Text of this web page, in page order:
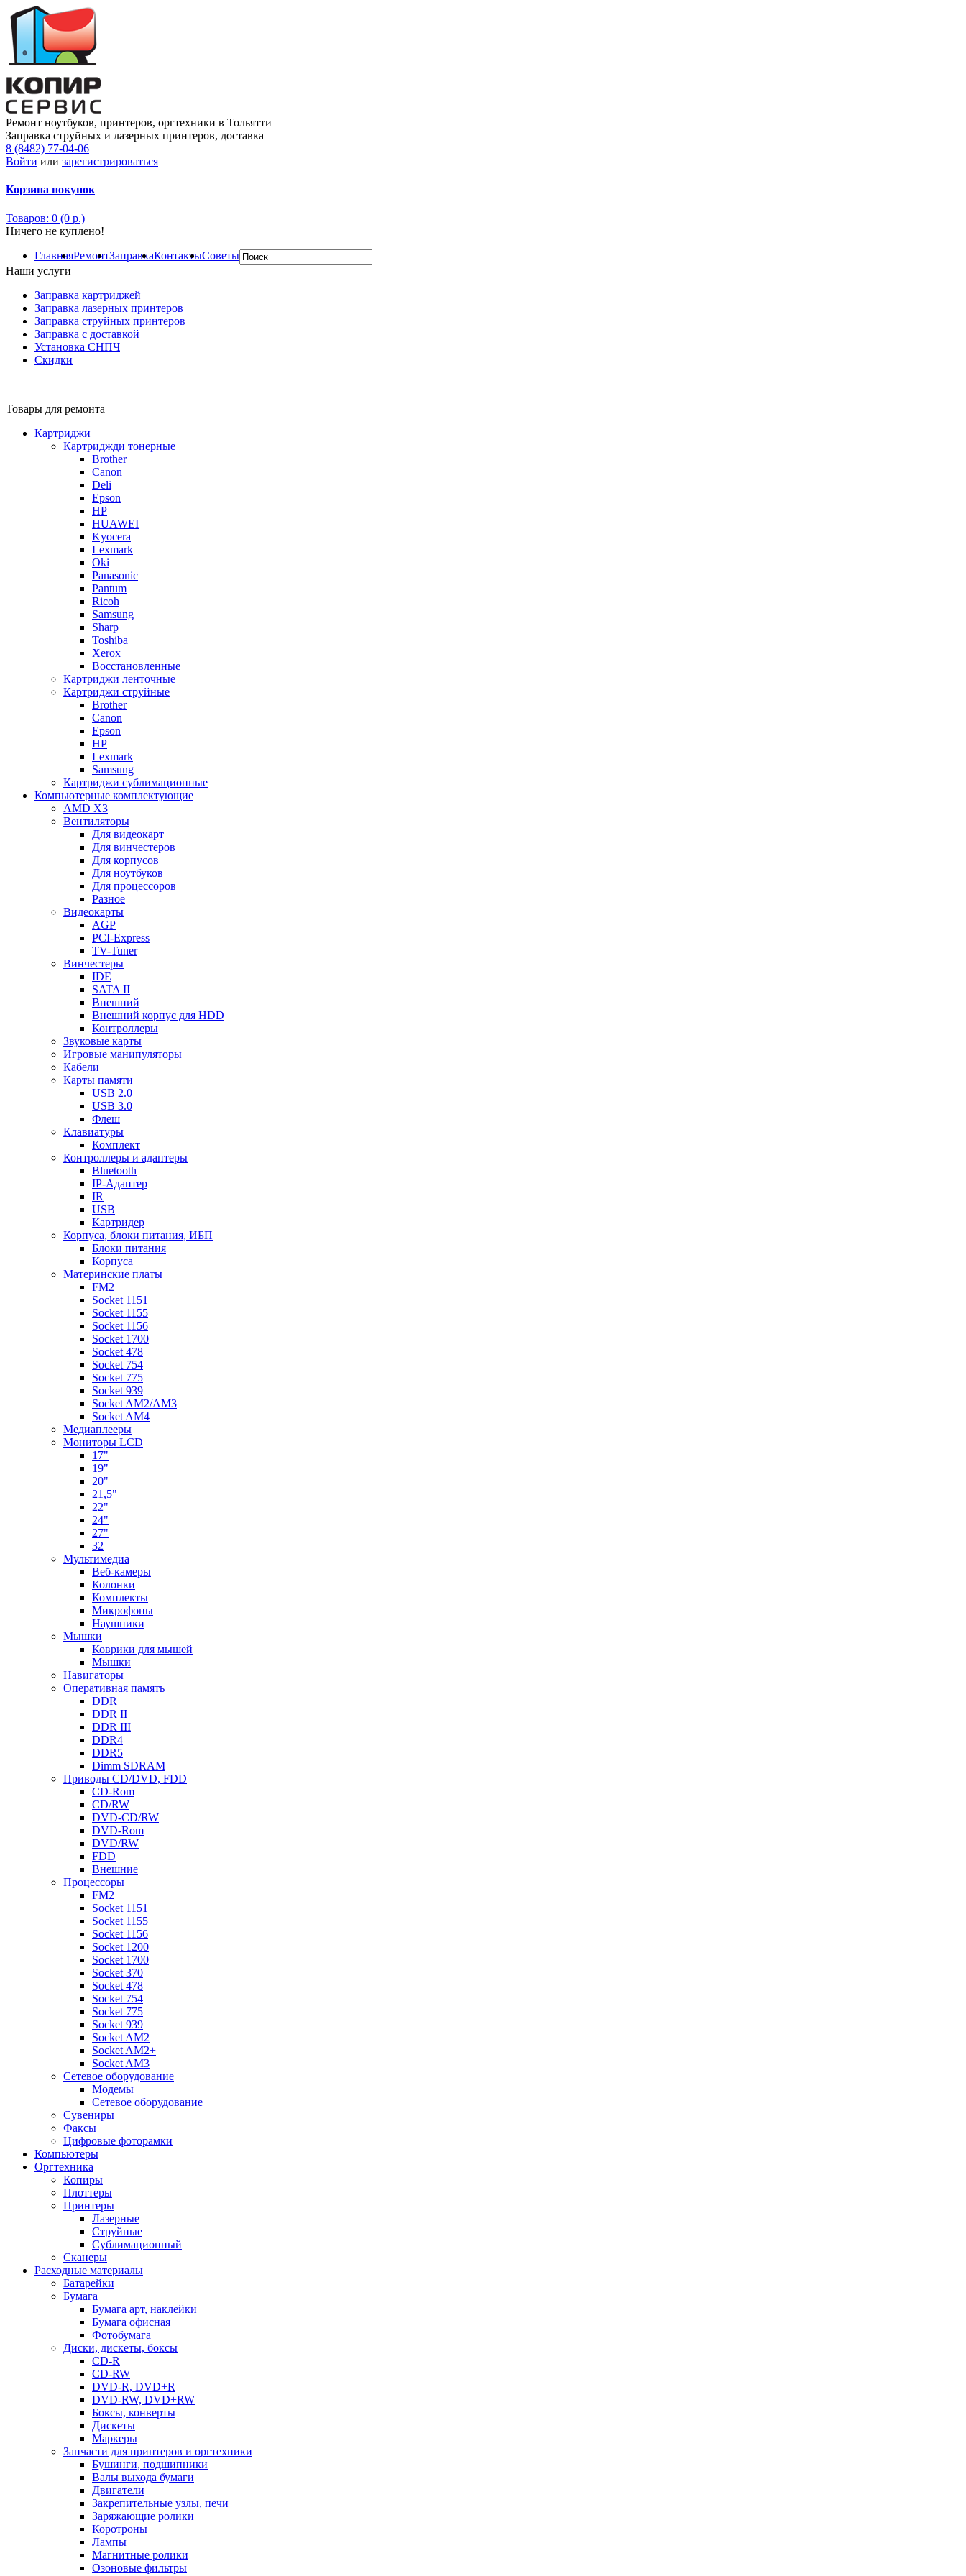
Ремонт ноутбуков, принтеров, оргтехники в Тольятти
Заправка струйных и лазерных принтеров, доставка
8 (8482) 77-04-06
Войти или зарегистрироваться
Корзина покупок
Товаров: 0 (0 р.)
Ничего не куплено!
ГлавнаяРемонтЗаправкаКонтактыСоветы
Наши услуги
Заправка картриджей
Заправка лазерных принтеров
Заправка струйных принтеров
Заправка с доставкой
Установка СНПЧ
Скидки
Товары для ремонта
Картриджи
Картриджди тонерные
Brother
Canon
Deli
Epson
HP
HUAWEI
Kyocera
Lexmark
Oki
Panasonic
Pantum
Ricoh
Samsung
Sharp
Toshiba
Xerox
Восстановленные
Картриджи ленточные
Картриджи струйные
Brother
Canon
Epson
HP
Lexmark
Samsung
Картриджи сублимационные
Компьютерные комплектующие
AMD X3
Вентиляторы
Для видеокарт
Для винчестеров
Для корпусов
Для ноутбуков
Для процессоров
Разное
Видеокарты
AGP
PCI-Express
TV-Tuner
Винчестеры
IDE
SATA II
Внешний
Внешний корпус для HDD
Контроллеры
Звуковые карты
Игровые манипуляторы
Кабели
Карты памяти
USB 2.0
USB 3.0
Флеш
Клавиатуры
Комплект
Контроллеры и адаптеры
Bluetooth
IP-Адаптер
IR
USB
Картридер
Корпуса, блоки питания, ИБП
Блоки питания
Корпуса
Материнские платы
FM2
Socket 1151
Socket 1155
Socket 1156
Socket 1700
Socket 478
Socket 754
Socket 775
Socket 939
Socket AM2/AM3
Socket AM4
Медиаплееры
Мониторы LCD
17"
19"
20"
21,5"
22"
24"
27"
32
Мультимедиа
Веб-камеры
Колонки
Комплекты
Микрофоны
Наушники
Мышки
Коврики для мышей
Мышки
Навигаторы
Оперативная память
DDR
DDR II
DDR III
DDR4
DDR5
Dimm SDRAM
Приводы СD/DVD, FDD
CD-Rom
CD/RW
DVD-CD/RW
DVD-Rom
DVD/RW
FDD
Внешние
Процессоры
FM2
Socket 1151
Socket 1155
Socket 1156
Socket 1200
Socket 1700
Socket 370
Socket 478
Socket 754
Socket 775
Socket 939
Socket AM2
Socket AM2+
Socket AM3
Сетевое оборудование
Модемы
Сетевое оборудование
Сувениры
Факсы
Цифровые фоторамки
Компьютеры
Оргтехника
Копиры
Плоттеры
Принтеры
Лазерные
Струйные
Сублимационный
Сканеры
Расходные материалы
Батарейки
Бумага
Бумага арт, наклейки
Бумага офисная
Фотобумага
Диски, дискеты, боксы
CD-R
CD-RW
DVD-R, DVD+R
DVD-RW, DVD+RW
Боксы, конверты
Дискеты
Маркеры
Запчасти для принтеров и оргтехники
Бушинги, подшипники
Валы выхода бумаги
Двигатели
Закрепительные узлы, печи
Заряжающие ролики
Коротроны
Лампы
Магнитные ролики
Озоновые фильтры